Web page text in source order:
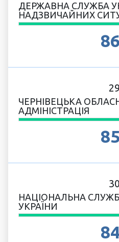
ДЕРЖАВНА СЛУЖБА
НАДЗВИЧАЙНИХ
29
ЧЕРНІВЕЦЬКА
АДМІНІСТРАЦІЯ
30
НАЦІОНАЛЬНА
УКРАЇНИ